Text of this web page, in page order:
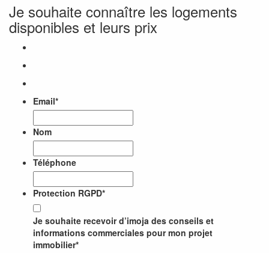
Je souhaite connaître les logements
disponibles et leurs prix
Email*
Nom
Téléphone
Protection RGPD*
Je souhaite recevoir d’imoja des conseils et
informations commerciales pour mon projet
immobilier*